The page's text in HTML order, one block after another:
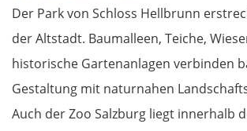
Der Park von Schloss Hellbrunn
der Altstadt. Baumalleen, Teiche,
historische Gartenanlagen verbinden
Gestaltung mit naturnahen
Auch der Zoo Salzburg liegt innerhalb